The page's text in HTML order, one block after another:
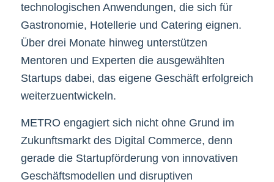
technologischen Anwendungen, die sich für
Gastronomie, Hotellerie und Catering eignen.
Über drei Monate hinweg unterstützen
Mentoren und Experten die ausgewählten
Startups dabei, das eigene Geschäft erfolgreich
weiterzuentwickeln.
METRO engagiert sich nicht ohne Grund im
Zukunftsmarkt des Digital Commerce, denn
gerade die Startupförderung von innovativen
Geschäftsmodellen und disruptiven